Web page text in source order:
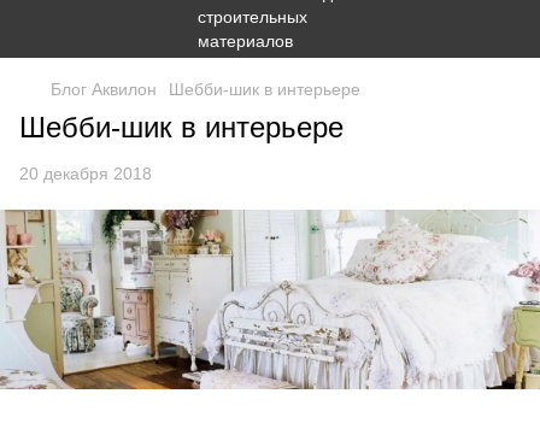
Блог Аквилон Шебби-шик в интерьере
Шебби-шик в интерьере
20 декабря 2018